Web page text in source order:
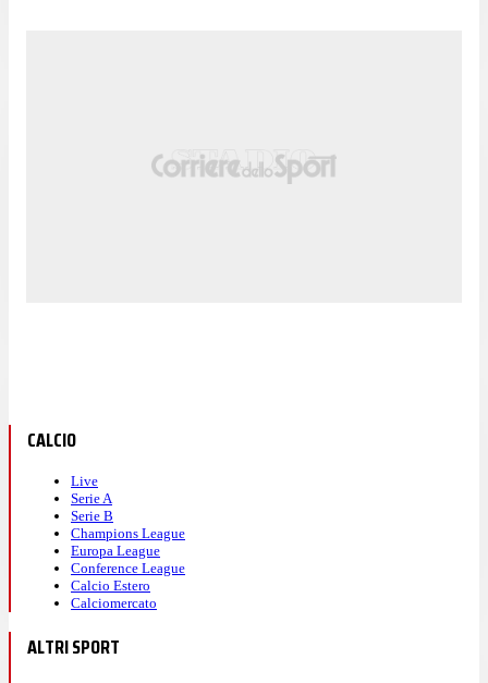
CALCIO
Live
Serie A
Serie B
Champions League
Europa League
Conference League
Calcio Estero
Calciomercato
ALTRI SPORT